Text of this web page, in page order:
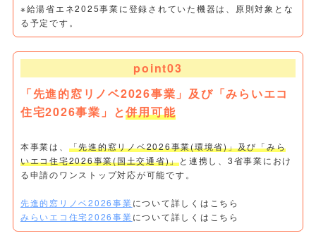
※給湯省エネ2025事業に登録されていた機器は、原則対象とな
る予定です。
point03
「先進的窓リノベ2026事業」及び「みらいエコ
住宅2026事業」と併用可能
本事業は、 「先進的窓リノベ2026事業(環境省)」及び「みら
いエコ住宅2026事業(国土交通省)」と連携し、3省事業におけ
る申請のワンストップ対応が可能です。
先進的窓リノベ2026事業について詳しくはこちら
みらいエコ住宅2026事業について詳しくはこちら